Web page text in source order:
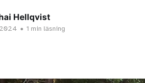
Hellqvist
• 1 min läsning